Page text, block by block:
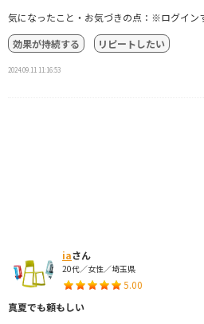
気になったこと・お気づきの点：※ログイン
効果が持続する
リピートしたい
2024.09.11 11:16:53
iaさん
20代／女性／埼玉県
5.00
真夏でも頼もしい